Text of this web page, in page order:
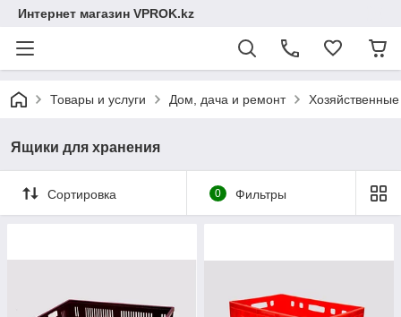
Интернет магазин VPROK.kz
Товары и услуги Дом, дача и ремонт
Ящики для хранения
Сортировка 0 Фильтры